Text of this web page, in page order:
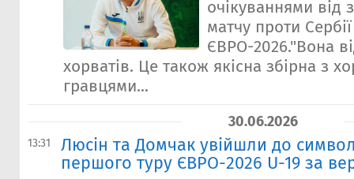
очікуваннями від
матчу проти
ЄВРО-2026."Вона
хорватів. Це також якісна збірна з
гравцями...
30.06.2026
13:31
Люсін та Домчак увійшли до
першого туру ЄВРО-2026 U-19 за